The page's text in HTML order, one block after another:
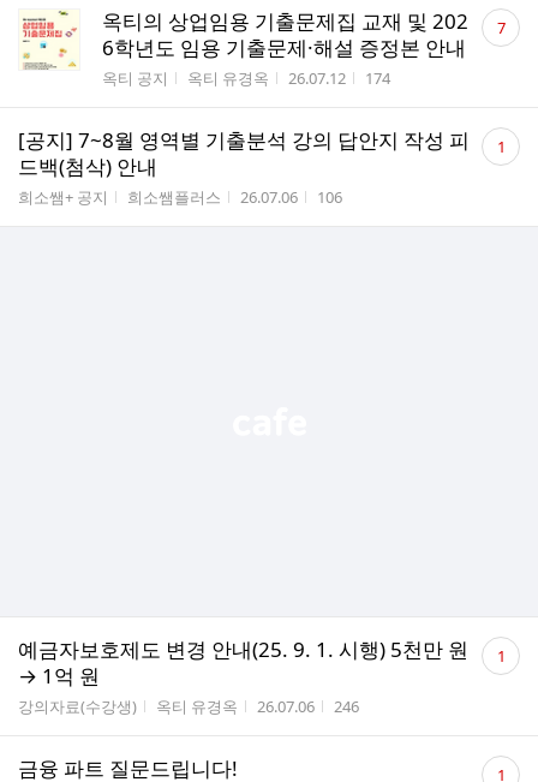
옥티의 상업임용 기출문제집 교재 및 202
6학년도 임용 기출문제·해설 증정본 안내
게시판명
옥티 공지 작성자
옥티 유경옥 작성시간
26.07.12 조회수
174
댓
글 7
[공지] 7~8월 영역별 기출분석 강의 답안지 작성 피
드백(첨삭) 안내
게시판명
희소쌤+ 공지 작성자
희소쌤플러스 작성시간
26.07.06 조회수
106
댓
글 1
예금자보호제도 변경 안내(25. 9. 1. 시행) 5천만 원
→ 1억 원
게시판명
강의자료(수강생) 작성자
옥티 유경옥 작성시간
26.07.06 조회수
246
댓
글 1
금융 파트 질문드립니다!
댓
1